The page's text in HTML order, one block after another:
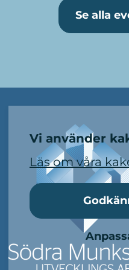
Vi använder
Läs om våra
Se alla
Mer